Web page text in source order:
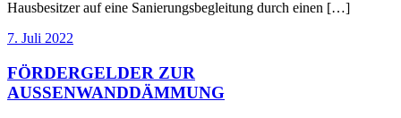
Hausbesitzer auf eine Sanierungsbegleitung durch einen […]
7. Juli 2022
FÖRDERGELDER ZUR
AUSSENWANDDÄMMUNG